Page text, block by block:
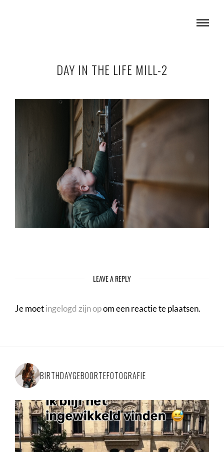
DAY IN THE LIFE MILL-2
LEAVE A REPLY
Je moetingelogd zijn opom een reactie te plaatsen.
BIRTHDAYGEBOORTEFOTOGRAFIE